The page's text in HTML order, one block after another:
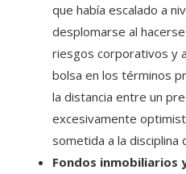
que había escalado a
desplomarse al
riesgos corporativos y
bolsa en los términos
la distancia entre un
excesivamente
sometida a la disciplina
Fondos inmobiliarios